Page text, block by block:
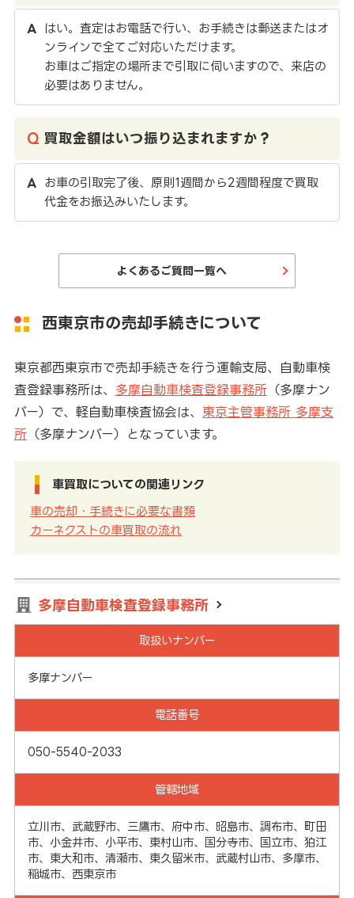
はい。査定はお電話で行い、お手続きは郵送またはオ
ンラインで全てご対応いただけます。
お車はご指定の場所まで引取に伺いますので、来店の
必要はありません。
買取金額はいつ振り込まれますか？
お車の引取完了後、原則1週間から2週間程度で買取
代金をお振込みいたします。
よくあるご質問一覧へ
西東京市の売却手続きについて
東京都西東京市で売却手続きを行う運輸支局、自動車検
査登録事務所は、 多摩自動車検査登録事務所（多摩ナン
バー）で、軽自動車検査協会は、 東京主管事務所 多摩支
所（多摩ナンバー）となっています。
車買取についての関連リンク
車の売却・手続きに必要な書類
カーネクストの車買取の流れ
多摩自動車検査登録事務所
取扱いナンバー
多摩ナンバー
電話番号
050-5540-2033
管轄地域
立川市、武蔵野市、三鷹市、府中市、昭島市、調布市、町田
市、小金井市、小平市、東村山市、国分寺市、国立市、狛江
市、東大和市、清瀬市、東久留米市、武蔵村山市、多摩市、
稲城市、西東京市